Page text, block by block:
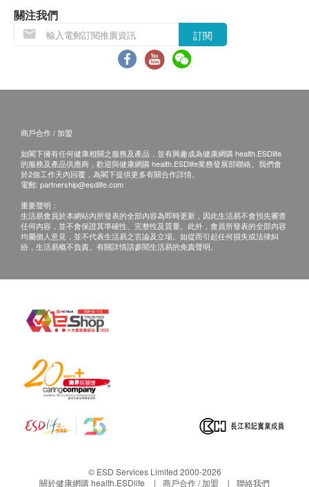
關注我們
訂閱
商戶合作 / 加盟
如閣下擁有任何健康相關之服務及產品，並有興趣成為健康網購 health.ESDlife
的服務及產品供應商，歡迎與健康網購 health.ESDlife業務發展部聯絡。我們會
於2個工作天內回覆，為閣下提供更多有關合作詳情。
電郵: partnership@esdlife.com
重要聲明：
生活易會員於本網站內所發表的全部內容為即時更新，因此生活易不會預先審查
任何內容，並不會保證其準確性、完整性及質量。此外，會員所發表的全部內容
均屬個人意見，並不代表生活易之言論及立場。如從而引起任何損失或法律糾
紛，生活易概不負責。有關詳情請參閱生活易的免責聲明。
© ESD Services Limited 2000-2026
關於健康網購 health.ESDlife
商戶合作 / 加盟 聯絡我們